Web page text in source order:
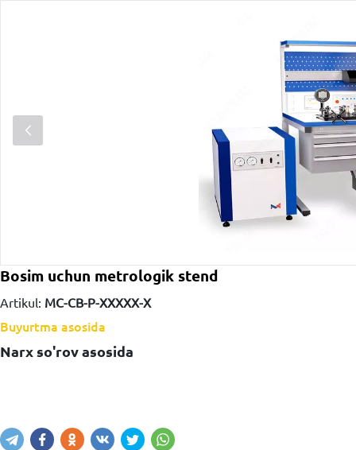
Bosim uchun metrologik stend
Artikul: MC-CB-P-ХХХХХ-Х
Buyurtma asosida
Narx so'rov asosida